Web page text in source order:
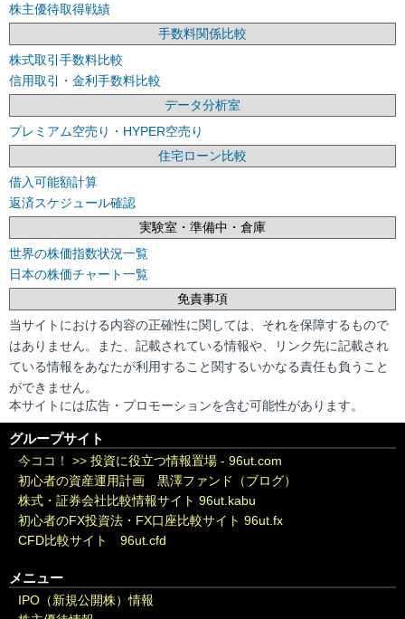
株主優待取得戦績
手数料関係比較
株式取引手数料比較
信用取引・金利手数料比較
データ分析室
プレミアム空売り・HYPER空売り
住宅ローン比較
借入可能額計算
返済スケジュール確認
実験室・準備中・倉庫
世界の株価指数状況一覧
日本の株価チャート一覧
免責事項
当サイトにおける内容の正確性に関しては、それを保障するもので
はありません。また、記載されている情報や、リンク先に記載され
ている情報をあなたが利用すること関するいかなる責任も負うこと
ができません。
本サイトには広告・プロモーションを含む可能性があります。
グループサイト
今ココ！ >> 投資に役立つ情報置場 - 96ut.com
初心者の資産運用計画 黒澤ファンド（ブログ）
株式・証券会社比較情報サイト 96ut.kabu
初心者のFX投資法・FX口座比較サイト 96ut.fx
CFD比較サイト 96ut.cfd
メニュー
IPO（新規公開株）情報